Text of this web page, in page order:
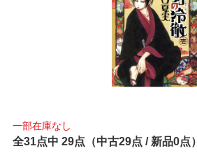
一部在庫なし
全31点中 29点（中古29点 / 新品0点）